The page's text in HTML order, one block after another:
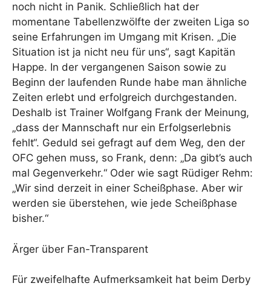
noch nicht in Panik. Schließlich hat der
momentane Tabellenzwölfte der zweiten Liga so
seine Erfahrungen im Umgang mit Krisen. „Die
Situation ist ja nicht neu für uns“, sagt Kapitän
Happe. In der vergangenen Saison sowie zu
Beginn der laufenden Runde habe man ähnliche
Zeiten erlebt und erfolgreich durchgestanden.
Deshalb ist Trainer Wolfgang Frank der Meinung,
„dass der Mannschaft nur ein Erfolgserlebnis
fehlt“. Geduld sei gefragt auf dem Weg, den der
OFC gehen muss, so Frank, denn: „Da gibt’s auch
mal Gegenverkehr.“ Oder wie sagt Rüdiger Rehm:
„Wir sind derzeit in einer Scheißphase. Aber wir
werden sie überstehen, wie jede Scheißphase
bisher.“
Ärger über Fan-Transparent
Für zweifelhafte Aufmerksamkeit hat beim Derby